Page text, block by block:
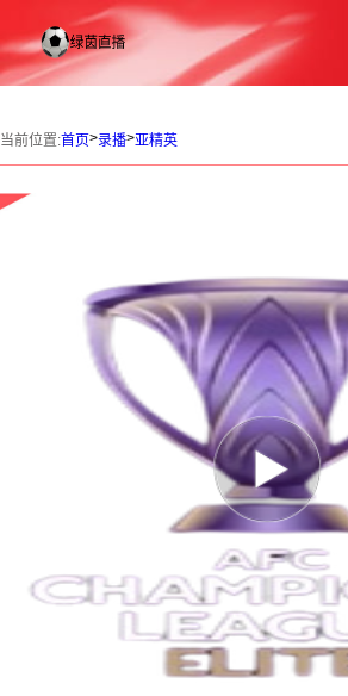
当前位置:首页>录播>亚精英